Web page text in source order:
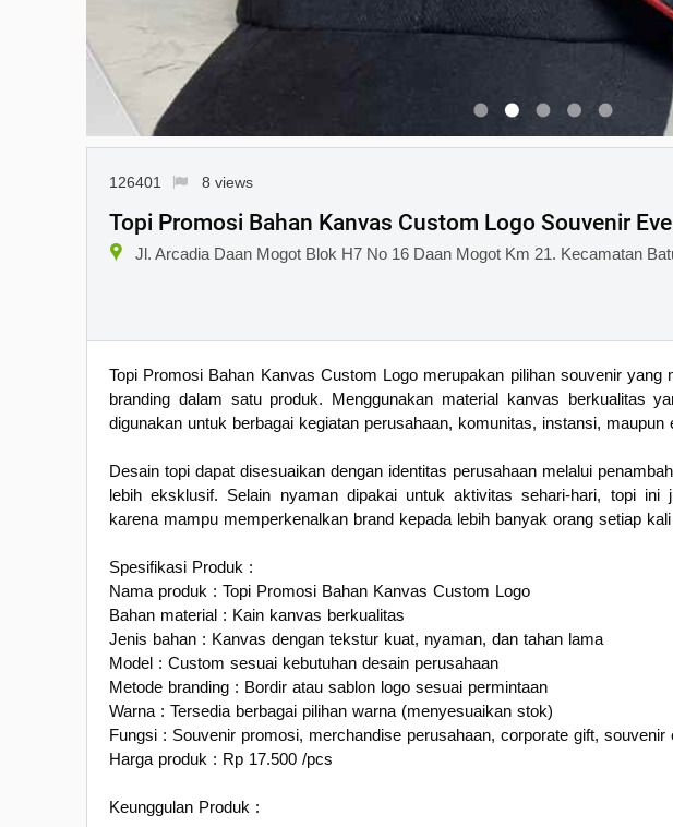
126401 8 views
Topi Promosi Bahan Kanvas Custom Logo Souvenir
Jl. Arcadia Daan Mogot Blok H7 No 16 Daan Mogot Km 21. Kecamatan
Topi Promosi Bahan Kanvas Custom Logo merupakan pilihan souvenir yang
branding dalam satu produk. Menggunakan material kanvas berkualitas
digunakan untuk berbagai kegiatan perusahaan, komunitas, instansi, maupun
Desain topi dapat disesuaikan dengan identitas perusahaan melalui
lebih eksklusif. Selain nyaman dipakai untuk aktivitas sehari-hari, topi
karena mampu memperkenalkan brand kepada lebih banyak orang setiap
Spesifikasi Produk :
Nama produk : Topi Promosi Bahan Kanvas Custom Logo
Bahan material : Kain kanvas berkualitas
Jenis bahan : Kanvas dengan tekstur kuat, nyaman, dan tahan lama
Model : Custom sesuai kebutuhan desain perusahaan
Metode branding : Bordir atau sablon logo sesuai permintaan
Warna : Tersedia berbagai pilihan warna (menyesuaikan stok)
Fungsi : Souvenir promosi, merchandise perusahaan, corporate gift, souvenir
Harga produk : Rp 17.500 /pcs
Keunggulan Produk :